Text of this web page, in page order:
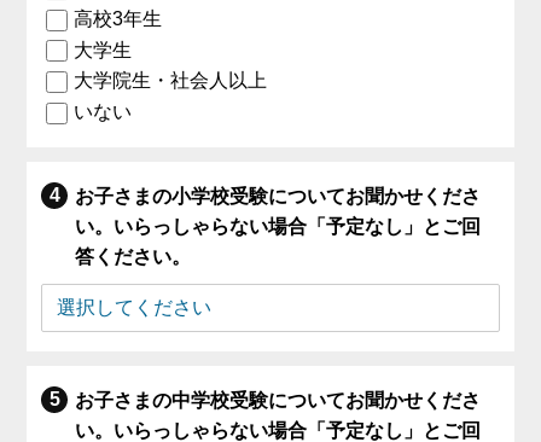
高校3年生
大学生
大学院生・社会人以上
いない
お子さまの小学校受験についてお聞かせくださ
い。いらっしゃらない場合「予定なし」とご回
答ください。
お子さまの中学校受験についてお聞かせくださ
い。いらっしゃらない場合「予定なし」とご回